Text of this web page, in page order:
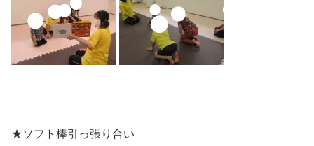
★ソフト棒引っ張り合い